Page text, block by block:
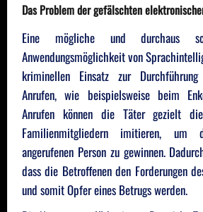
Das Problem der gefälschten
Eine mögliche und durchaus
Anwendungsmöglichkeit von
kriminellen Einsatz zur
Anrufen, wie beispielsweise beim
Anrufen können die Täter gezielt
Familienmitgliedern imitieren, um
angerufenen Person zu gewinnen.
dass die Betroffenen den Forderungen
und somit Opfer eines Betrugs werden.